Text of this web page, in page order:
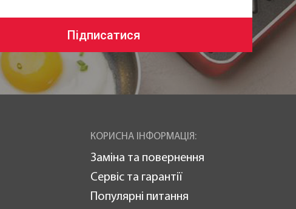
Підписатися
КОРИСНА ІНФОРМАЦІЯ:
Заміна та повернення
Сервіс та гарантії
Популярні питання